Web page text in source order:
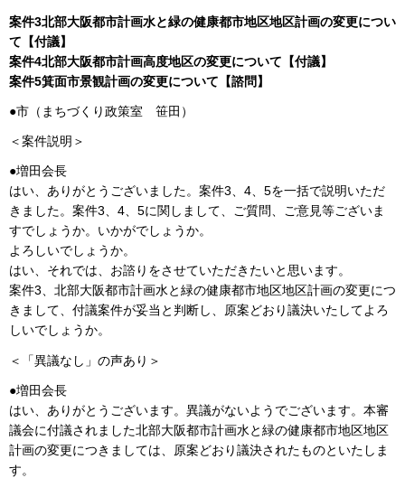
案件3北部大阪都市計画水と緑の健康都市地区地区計画の変更につい
て【付議】
案件4北部大阪都市計画高度地区の変更について【付議】
案件5箕面市景観計画の変更について【諮問】
●市（まちづくり政策室 笹田）
＜案件説明＞
●増田会長
はい、ありがとうございました。案件3、4、5を一括で説明いただ
きました。案件3、4、5に関しまして、ご質問、ご意見等ございま
すでしょうか。いかがでしょうか。
よろしいでしょうか。
はい、それでは、お諮りをさせていただきたいと思います。
案件3、北部大阪都市計画水と緑の健康都市地区地区計画の変更につ
きまして、付議案件が妥当と判断し、原案どおり議決いたしてよろ
しいでしょうか。
＜「異議なし」の声あり＞
●増田会長
はい、ありがとうございます。異議がないようでございます。本審
議会に付議されました北部大阪都市計画水と緑の健康都市地区地区
計画の変更につきましては、原案どおり議決されたものといたしま
す。